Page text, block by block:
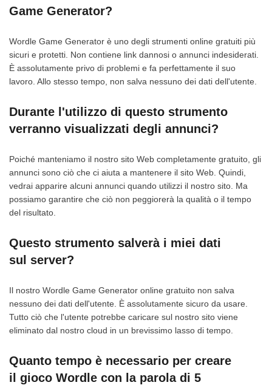
Game Generator?
Wordle Game Generator è uno degli strumenti online gratuiti più
sicuri e protetti. Non contiene link dannosi o annunci indesiderati.
È assolutamente privo di problemi e fa perfettamente il suo
lavoro. Allo stesso tempo, non salva nessuno dei dati dell'utente.
Durante l'utilizzo di questo strumento
verranno visualizzati degli annunci?
Poiché manteniamo il nostro sito Web completamente gratuito, gli
annunci sono ciò che ci aiuta a mantenere il sito Web. Quindi,
vedrai apparire alcuni annunci quando utilizzi il nostro sito. Ma
possiamo garantire che ciò non peggiorerà la qualità o il tempo
del risultato.
Questo strumento salverà i miei dati
sul server?
Il nostro Wordle Game Generator online gratuito non salva
nessuno dei dati dell'utente. È assolutamente sicuro da usare.
Tutto ciò che l'utente potrebbe caricare sul nostro sito viene
eliminato dal nostro cloud in un brevissimo lasso di tempo.
Quanto tempo è necessario per creare
il gioco Wordle con la parola di 5